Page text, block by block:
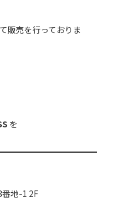
販売を行っておりま
を
地-1 2F